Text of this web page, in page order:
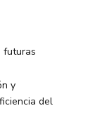
futuras
y
del